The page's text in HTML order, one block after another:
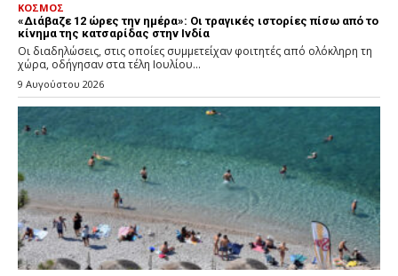
ΚΟΣΜΟΣ
«Διάβαζε 12 ώρες την ημέρα»: Οι τραγικές ιστορίες πίσω από το
κίνημα της κατσαρίδας στην Ινδία
Οι διαδηλώσεις, στις οποίες συμμετείχαν φοιτητές από ολόκληρη τη
χώρα, οδήγησαν στα τέλη Ιουλίου...
9 Αυγούστου 2026